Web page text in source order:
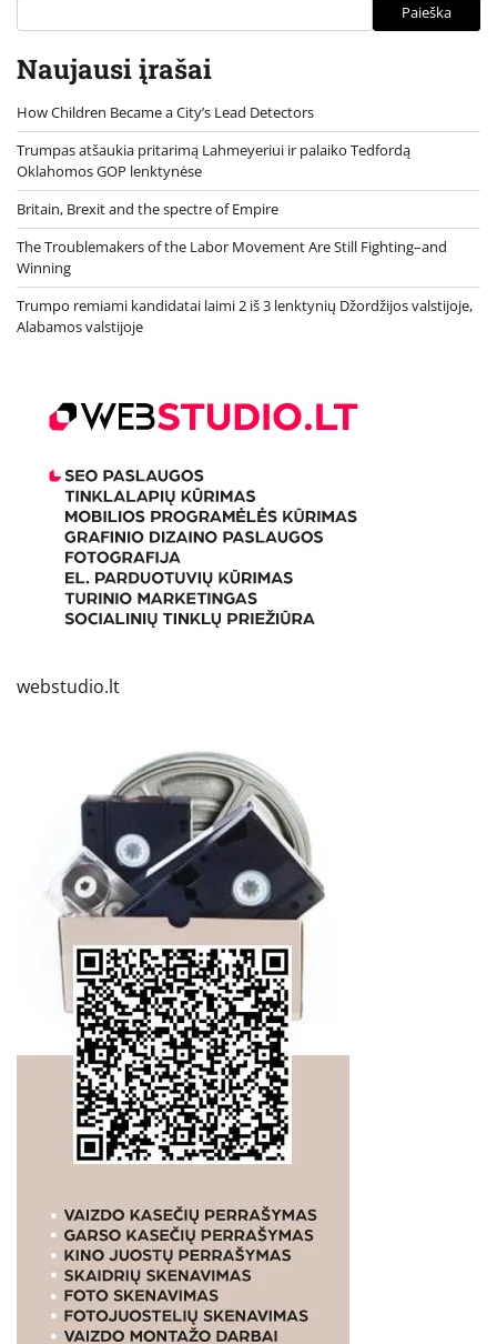
Paieška
Naujausi įrašai
How Children Became a City’s Lead Detectors
Trumpas atšaukia pritarimą Lahmeyeriui ir palaiko Tedfordą
Oklahomos GOP lenktynėse
Britain, Brexit and the spectre of Empire
The Troublemakers of the Labor Movement Are Still Fighting–and
Winning
Trumpo remiami kandidatai laimi 2 iš 3 lenktynių Džordžijos valstijoje,
Alabamos valstijoje
webstudio.lt